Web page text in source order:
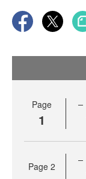
Page
1
Page 2